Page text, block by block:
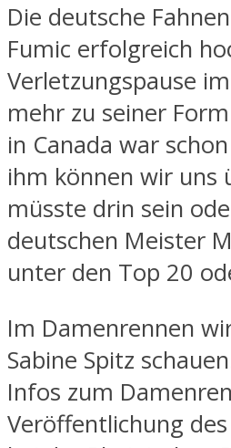
Die deutsche
Fumic erfolgreich
Verletzungspause
mehr zu seiner
in Canada war
ihm können wir uns
müsste drin sein
deutschen Meister
unter den Top 20
Im Damenrennen
Sabine Spitz
Infos zum
Veröffentlichung